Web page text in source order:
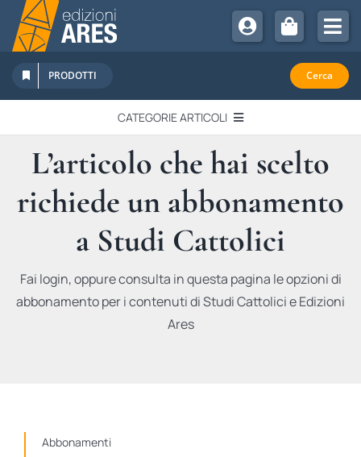
Salta
contenuto
Chi Siamo
Sostienici
Abbonamenti
Promozioni
Newsletter
PRODOTTI Cerca
CATEGORIE ARTICOLI
EDITORIALI
IN QUESTO NUMERO
RECENSIONI
L’articolo che hai scelto
richiede un abbonamento
a Studi Cattolici
Fai login, oppure consulta in questa pagina le opzioni di
abbonamento per i contenuti di Studi Cattolici e Edizioni
Ares
Abbonamenti